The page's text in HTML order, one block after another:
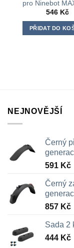
pro Ninebot
546 Kč
PŘIDAT DO
NEJNOVĚJŠÍ
Černý
591 Kč
Černý
857 Kč
Sada 2
444 Kč